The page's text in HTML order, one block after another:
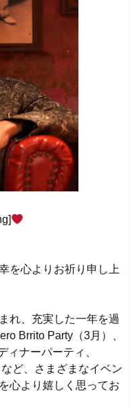
を心よりお祈り申し上
れ、充実した一年を過
Brrito Party（3月）、
ィナーパーティ、
ど、さまざまなイベン
心より嬉しく思ってお